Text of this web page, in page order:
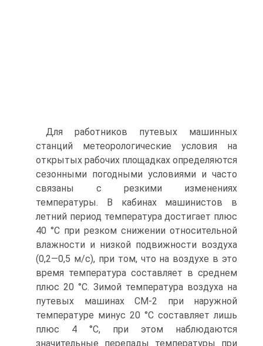
Для работников путевых машинных
станций метеорологические условия на
открытых рабочих площадках определяются
сезонными погодными условиями и часто
связаны с резкими изменениях
температуры. В кабинах машинистов в
летний период температура достигает плюс
40 °С при резком снижении относительной
влажности и низкой подвижности воздуха
(0,2—0,5 м/с), при том, что на воздухе в это
время температура составляет в среднем
плюс 20 °С. Зимой температура воздуха на
путевых машинах СМ-2 при наружной
температуре минус 20 °С составляет лишь
плюс 4 °С, при этом наблюдаются
значительные перепады температуры при